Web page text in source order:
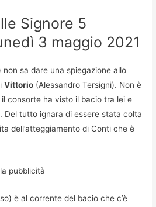
Signore 5
3 maggio 2021
non sa dare una spiegazione allo
Vittorio (Alessandro Tersigni). Non è
consorte ha visto il bacio tra lei e
Del tutto ignara di essere stata colta
dell’atteggiamento di Conti che è
pubblicità
è al corrente del bacio che c’è